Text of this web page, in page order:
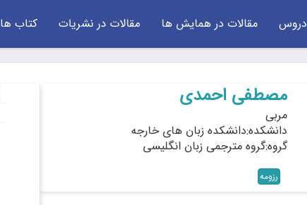
دروس مقالات در همایش ها مقالات در نشریات کتاب ها
مصطفی احمدی
مربی
دانشکده:دانشکده زبان های خارجه
گروه:گروه مترجمی زبان انگلیسی
رزومه